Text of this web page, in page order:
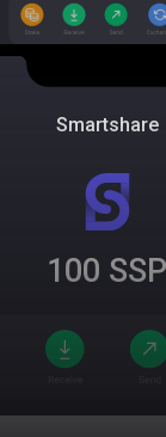
Smartshare
100 SSP